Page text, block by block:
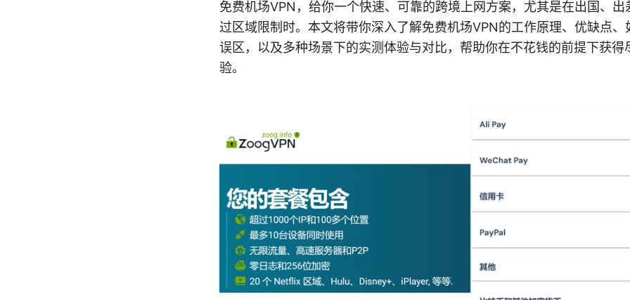
免费机场VPN，给你一个快速、可靠的跨境上网方案，尤其是在出国、出
过区域限制时。本文将带你深入了解免费机场VPN的工作原理、优缺点、
误区，以及多种场景下的实测体验与对比，帮助你在不花钱的前提下获得
验。